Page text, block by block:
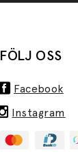
FÖLJ OSS
Facebook
Instagram